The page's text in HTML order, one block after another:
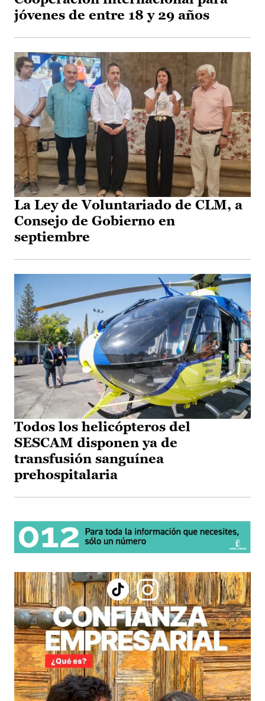
jóvenes de entre 18 y 29 años
La Ley de Voluntariado de CLM, a
Consejo de Gobierno en
septiembre
Todos los helicópteros del
SESCAM disponen ya de
transfusión sanguínea
prehospitalaria